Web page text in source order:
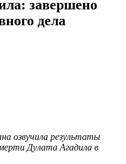
завершено
дела
озвучила результаты
Дулата Агадила в